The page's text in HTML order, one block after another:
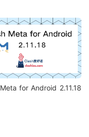
for Android 2.11.18